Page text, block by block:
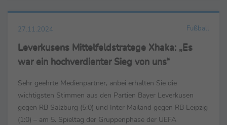
27.11.2024 Fußball
Leverkusens Mittelfeldstratege Xhaka: „Es
war ein hochverdienter Sieg von uns“
Sehr geehrte Medienpartner, anbei erhalten Sie die
wichtigsten Stimmen aus den Partien Bayer Leverkusen
gegen RB Salzburg (5:0) und Inter Mailand gegen RB Leipzig
(1:0) – am 5. Spieltag der Gruppenphase der UEFA